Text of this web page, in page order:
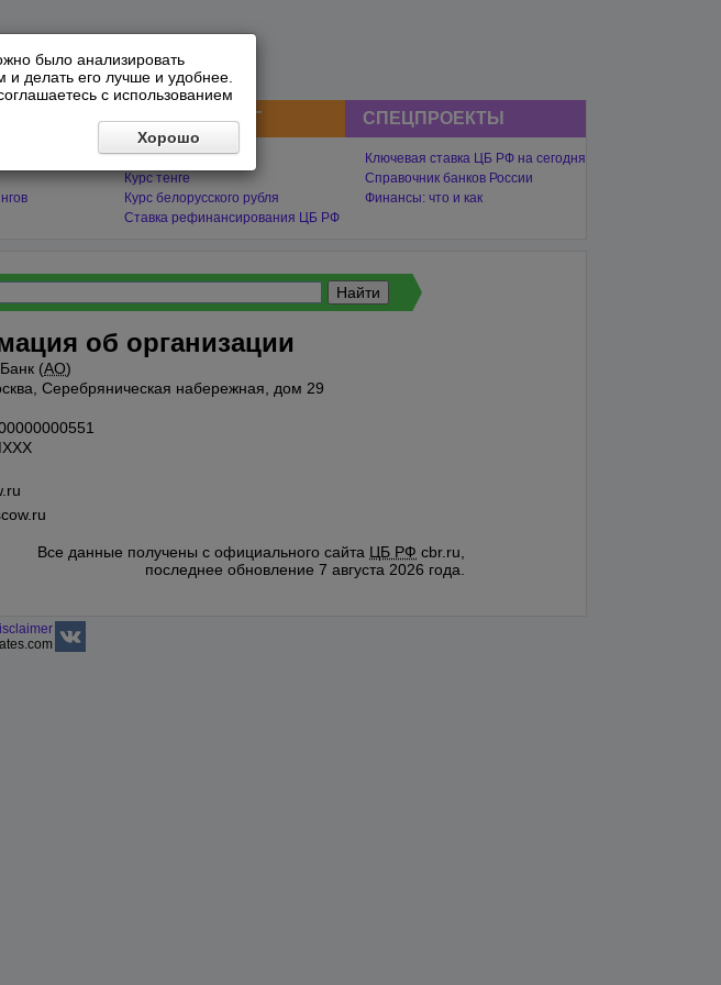
было анализировать
и делать его лучше и удобнее.
с использованием
Хорошо
ФИНАНСЫ СНГ
Курс гривны
Курс тенге
Курс белорусского рубля
Ставка рефинансирования ЦБ РФ
СПЕЦПРОЕКТЫ
Ключевая ставка ЦБ РФ на сегодня
Справочник банков России
Финансы: что и как
об организации
(АО)
Серебряническая набережная, дом 29
Все данные получены с официального сайта ЦБ РФ cbr.ru,
последнее обновление 7 августа 2026 года.